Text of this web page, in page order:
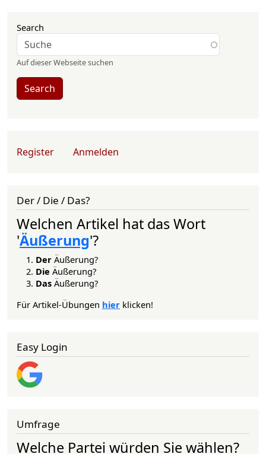
Search
Auf dieser Webseite suchen
Search
User account menu
Register Anmelden
Der / Die / Das?
Welchen Artikel hat das Wort
'Äußerung'?
Der Äußerung?
Die Äußerung?
Das Äußerung?
Für Artikel-Übungen hier klicken!
Easy Login
Umfrage
Welche Partei würden Sie wählen?